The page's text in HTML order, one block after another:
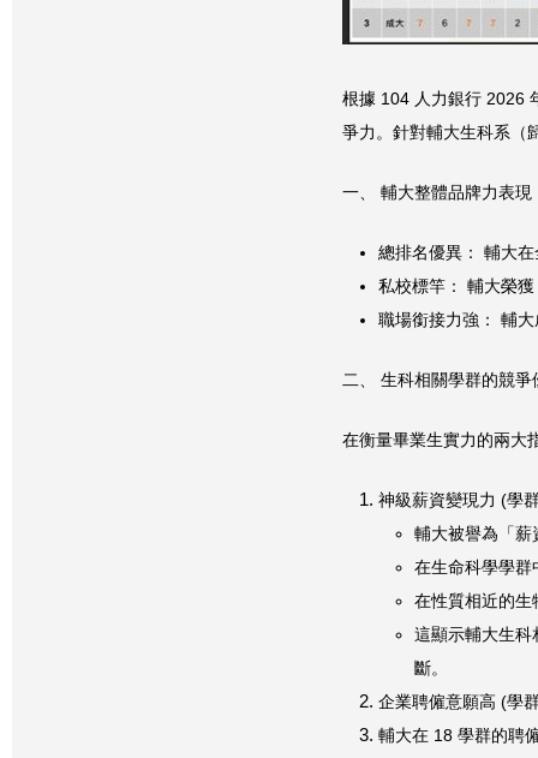
根據 104 人力銀行 2026
爭力。針對輔大生科系（
一、 輔大整體品牌力表現
總排名優異： 輔大
私校標竿： 輔大榮
職場銜接力強： 輔
二、 生科相關學群的競爭
在衡量畢業生實力的兩大
神級薪資變現力 (學
輔大被譽為「薪
在生命科學學群
在性質相近的生
這顯示輔大生科
斷。
企業聘僱意願高 (學
輔大在 18 學群的聘